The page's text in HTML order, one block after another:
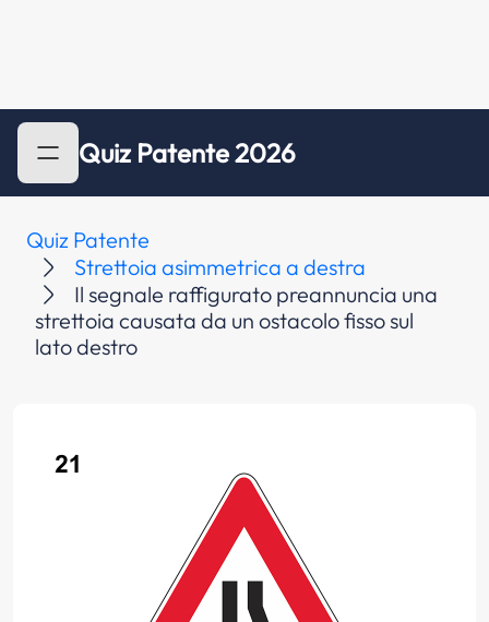
Quiz Patente 2026
Quiz Patente
Strettoia asimmetrica a destra
Il segnale raffigurato preannuncia una
strettoia causata da un ostacolo fisso sul
lato destro